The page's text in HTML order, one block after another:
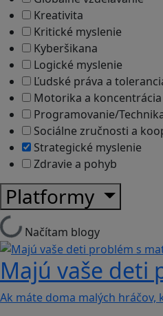
Kreativita
Kritické myslenie
Kyberšikana
Logické myslenie
Ľudské práva a
Motorika a koncentrácia
Programovanie/
Sociálne zručnosti a
Strategické myslenie
Zdravie a pohyb
Platformy
Načítam blogy
Majú vaše deti
Ak máte doma malých